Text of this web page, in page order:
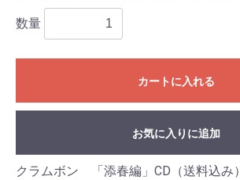
数量
カートに入れる
お気に入りに追加
クラムボン 「添春編」CD（送料込み）